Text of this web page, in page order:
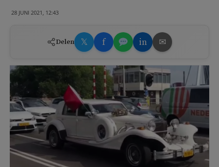
28 JUNI 2021, 12:43
Delen 𝕏 f in ✉